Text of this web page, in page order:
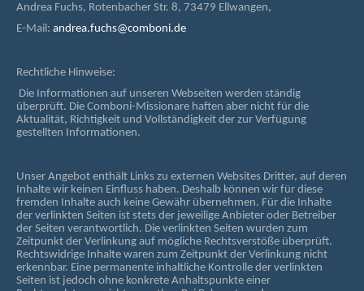
Andrea Fuchs, Rotenbacher Str. 8, 73479 Ellwangen,
E-Mail: andrea.fuchs@comboni.de
Rechtliche Hinweise:
Die Informationen auf unseren Webseiten werden ständig
überprüft. Die Comboni-Missionare haften aber nicht für die
Aktualität, Richtigkeit und Vollständigkeit der zur Verfügung
gestellten Informationen.
Unser Angebot enthält Links zu externen Websites Dritter, auf deren
Inhalte wir keinen Einfluss haben. Deshalb können wir für diese
fremden Inhalte auch keine Gewähr übernehmen. Für die Inhalte
der verlinkten Seiten ist stets der jeweilige Anbieter oder Betreiber
der Seiten verantwortlich. Die verlinkten Seiten wurden zum
Zeitpunkt der Verlinkung auf mögliche Rechtsverstöße überprüft.
Rechtswidrige Inhalte waren zum Zeitpunkt der Verlinkung nicht
erkennbar. Eine permanente inhaltliche Kontrolle der verlinkten
Seiten ist jedoch ohne konkrete Anhaltspunkte einer